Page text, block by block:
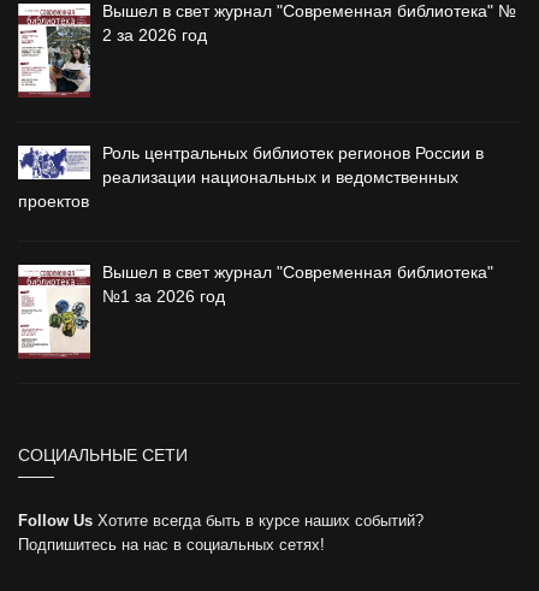
Вышел в свет журнал "Современная библиотека" №
2 за 2026 год
Роль центральных библиотек регионов России в
реализации национальных и ведомственных
проектов
Вышел в свет журнал "Современная библиотека"
№1 за 2026 год
СОЦИАЛЬНЫЕ СЕТИ
Follow Us Хотите всегда быть в курсе наших событий?
Подпишитесь на нас в социальных сетях!